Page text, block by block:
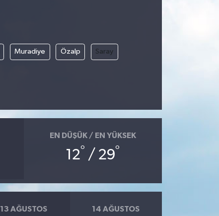
Muradiye Özalp Saray
EN DÜŞÜK / EN YÜKSEK
12° / 29°
13 AĞUSTOS 14 AĞUSTOS